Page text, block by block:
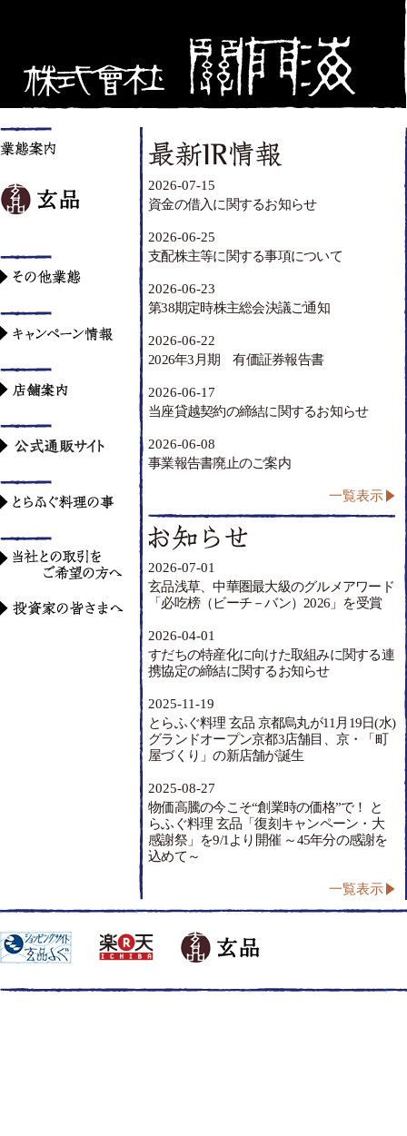
2026-07-15
資金の借入に関するお知らせ
2026-06-25
支配株主等に関する事項について
2026-06-23
第38期定時株主総会決議ご通知
2026-06-22
2026年3月期 有価証券報告書
2026-06-17
当座貸越契約の締結に関するお知らせ
2026-06-08
事業報告書廃止のご案内
一覧表示
2026-07-01
玄品浅草、中華圏最大級のグルメアワード
「必吃榜（ビーチ－バン）2026」を受賞
2026-04-01
すだちの特産化に向けた取組みに関する連
携協定の締結に関するお知らせ
2025-11-19
とらふぐ料理 玄品 京都烏丸が11月19日(水)
グランドオープン京都3店舗目、京・「町
屋づくり」の新店舗が誕生
2025-08-27
物価高騰の今こそ“創業時の価格”で！ と
らふぐ料理 玄品「復刻キャンペーン・大
感謝祭」を9/1より開催 ～45年分の感謝を
込めて～
一覧表示